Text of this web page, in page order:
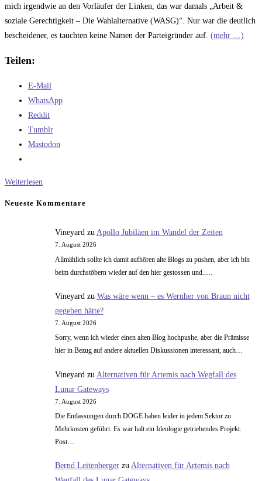
mich irgendwie an den Vorläufer der Linken, das war damals „Arbeit &
soziale Gerechtigkeit – Die Wahlalternative (WASG)“. Nur war die deutlich
bescheidener, es tauchten keine Namen der Parteigründer auf. (mehr …)
Teilen:
E-Mail
WhatsApp
Reddit
Tumblr
Mastodon
Weiterlesen
Neueste Kommentare
Vineyardzu Apollo Jubiläen im Wandel der Zeiten
7. August 2026
Allmählich sollte ich damit aufhören alte Blogs zu pushen, aber ich bin
beim durchstöbern wieder auf den hier gestossen und..…
Vineyard zu Was wäre wenn – es Wernher von Braun nicht
gegeben hätte?
7. August 2026
Sorry, wenn ich wieder einen alten Blog hochpushe, aber die Prämisse
hier in Bezug auf andere aktuellen Diskussionen interessant, auch…
Vineyard zu Alternativen für Artemis nach Wegfall des
Lunar Gateways
7. August 2026
Die Entlassungen durch DOGE haben leider in jedem Sektor zu
Mehrkosten geführt. Es war halt ein Ideologie getriebendes Projekt.
Post…
Bernd Leitenbergerzu Alternativen für Artemis nach